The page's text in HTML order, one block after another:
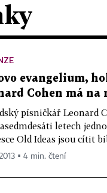
evangelium,
Cohen má na
písničkář Leonard
letech
Old Ideas jsou cítit
▪ 4 min. čtení